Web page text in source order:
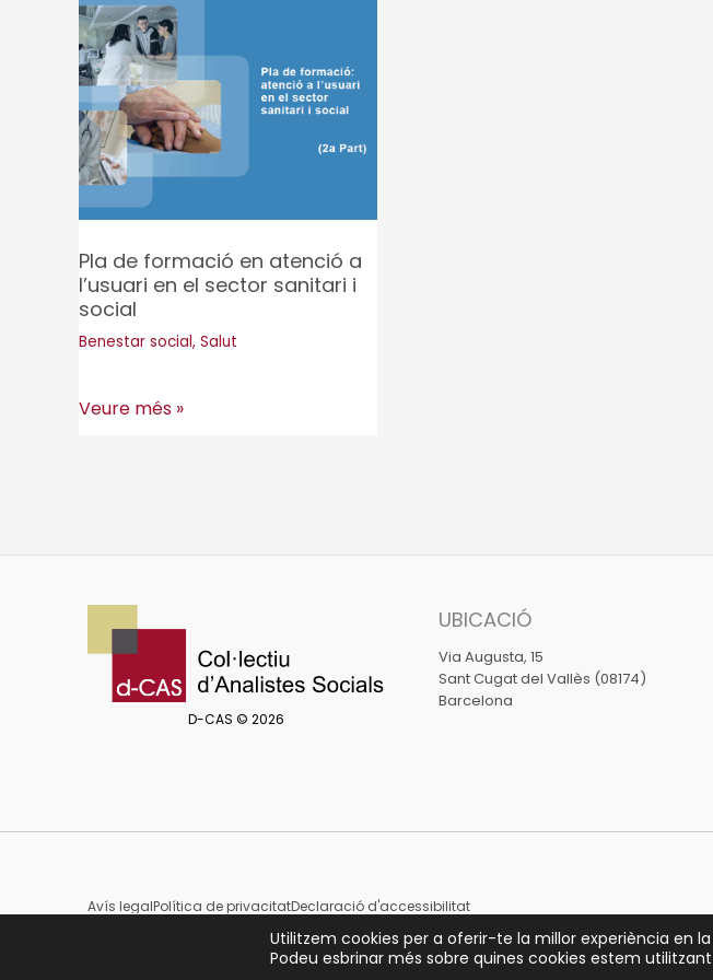
Pla de formació en atenció a
l’usuari en el sector sanitari i
social
Benestar social, Salut
Pla
el
sector
Veure més »
D-CAS © 2026
UBICACIÓ
Via Augusta, 15
Sant Cugat del Vallès (08174)
Barcelona
Avís legalPolítica de privacitatDeclaració d'accessibilitat
Utilitzem cookies per a oferir-te la millor experiència en
Podeu esbrinar més sobre quines cookies estem